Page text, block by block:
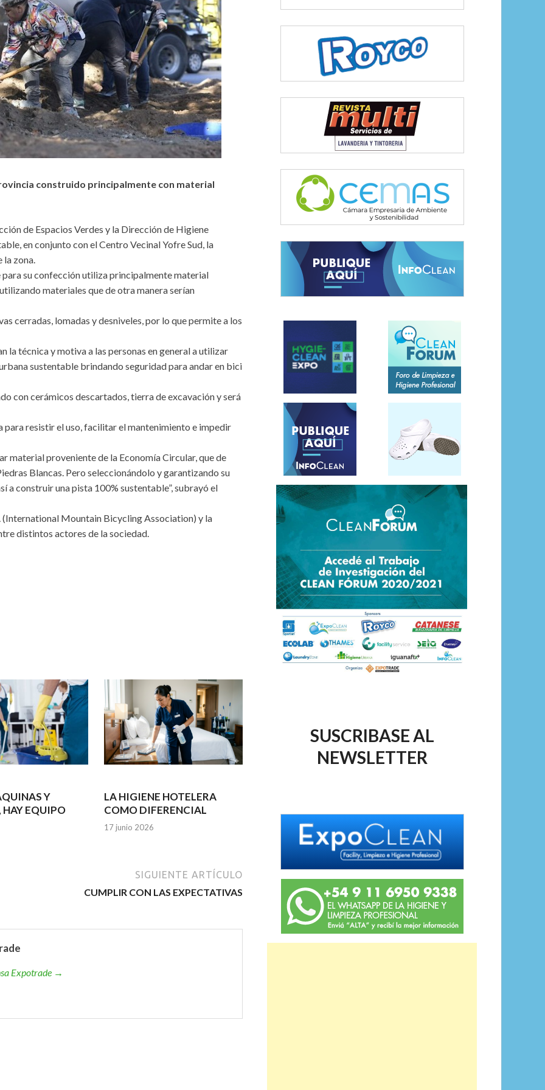
construido principalmente con material
de Espacios Verdes y la Dirección de Higiene
en conjunto con el Centro Vecinal Yofre Sud, la
zona.
para su confección utiliza principalmente material
materiales que de otra manera serían
cerradas, lomadas y desniveles, por lo que permite a los
la técnica y motiva a las personas en general a utilizar
sustentable brindando seguridad para andar en bici
con cerámicos descartados, tierra de excavación y será
para resistir el uso, facilitar el mantenimiento e impedir
material proveniente de la Economía Circular, que de
Blancas. Pero seleccionándolo y garantizando su
a construir una pista 100% sustentable”, subrayó el
Mountain Bicycling Association) y la
distintos actores de la sociedad.
Y
EQUIPO
LA HIGIENE HOTELERA
COMO DIFERENCIAL
17 junio 2026
SIGUIENTE ARTÍCULO
CUMPLIR CON LAS EXPECTATIVAS
Expotrade →
SUSCRIBASE AL
NEWSLETTER